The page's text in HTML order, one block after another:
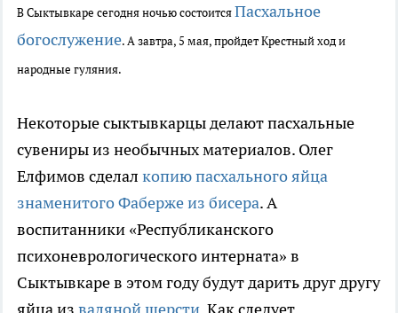
В Сыктывкаре сегодня ночью состоитсяПасхальное
богослужение. А завтра, 5 мая, пройдет Крестный ход и
народные гуляния.
Некоторые сыктывкарцы делают пасхальные
сувениры из необычных материалов. Олег
Елфимов сделал копию пасхального яйца
знаменитого Фаберже из бисера. А
воспитанники «Республиканского
психоневрологического интерната» в
Сыктывкаре в этом году будут дарить друг другу